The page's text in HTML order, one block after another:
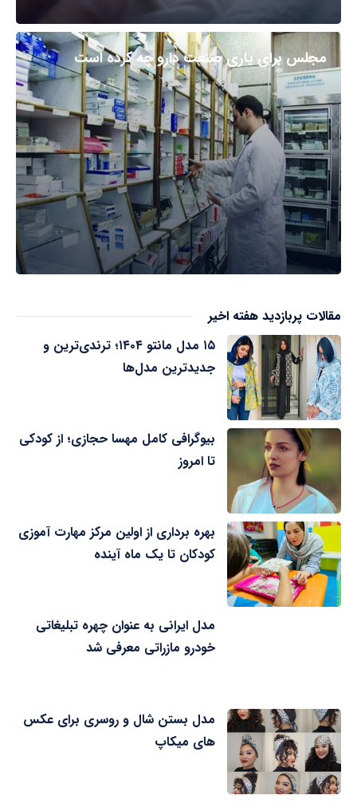
مجلس برای یاری صنعت دارو چه کرده است
مقالات پربازدید هفته اخیر
۱۵ مدل مانتو ۱۴۰۴؛ ترندی‌ترین و
جدیدترین مدل‌ها
بیوگرافی کامل مهسا حجازی؛ از کودکی
تا امروز
بهره برداری از اولین مرکز مهارت آموزی
کودکان تا یک ماه آینده
مدل ایرانی به عنوان چهره تبلیغاتی
خودرو مازراتی معرفی شد
مدل بستن شال و روسری برای عکس
های میکاپ